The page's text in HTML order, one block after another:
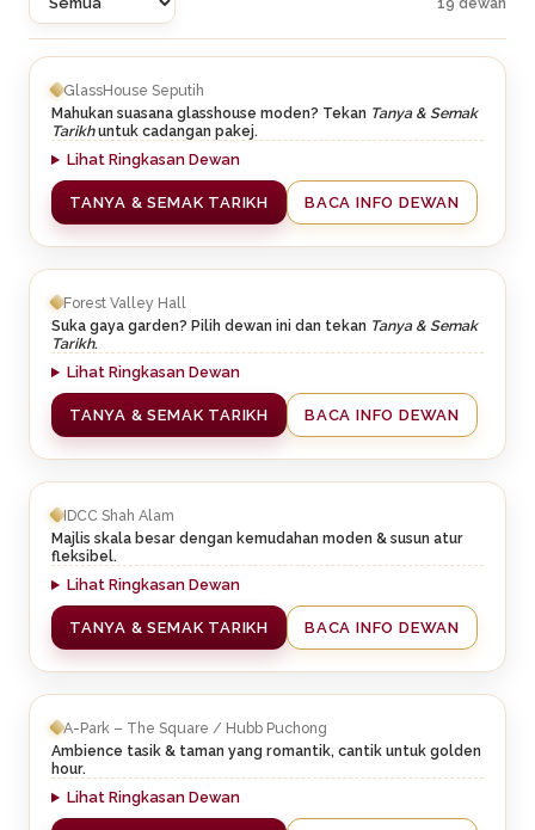
GlassHouse Seputih
Mahukan suasana glasshouse moden? Tekan Tanya & Semak
Tarikhuntuk cadangan pakej.
Lihat Ringkasan Dewan
TANYA & SEMAK TARIKH BACA INFO DEWAN
Forest Valley Hall
Suka gaya garden? Pilih dewan ini dan tekan Tanya & Semak
Tarikh.
Lihat Ringkasan Dewan
TANYA & SEMAK TARIKH BACA INFO DEWAN
IDCC Shah Alam
Majlis skala besar dengan kemudahan moden & susun atur
fleksibel.
Lihat Ringkasan Dewan
TANYA & SEMAK TARIKH BACA INFO DEWAN
A-Park – The Square / Hubb Puchong
Ambience tasik & taman yang romantik, cantik untuk golden
hour.
Lihat Ringkasan Dewan